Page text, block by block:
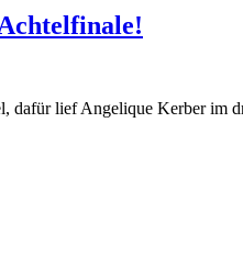
dafür lief Angelique Kerber im